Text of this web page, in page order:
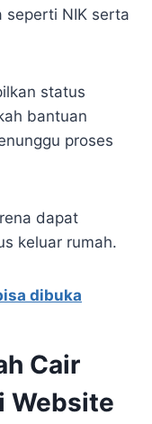
seperti NIK serta
status
bantuan
proses
dapat
keluar rumah.
dibuka
Cair
Website